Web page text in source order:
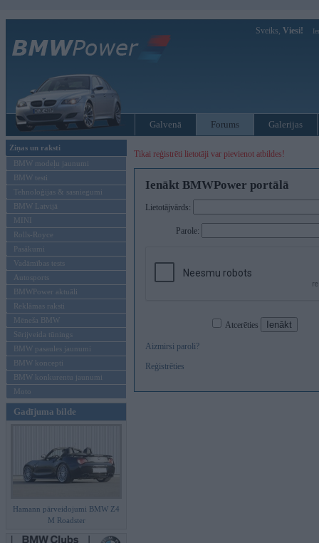
Sveiks, Viesi!
Galvenā Forums Galerijas
Ziņas un raksti
BMW modeļu jaunumi
BMW testi
Tehnoloģijas & sasniegumi
BMW Latvijā
MINI
Rolls-Royce
Pasākumi
Vadāmības tests
Autosports
BMWPower aktuāli
Reklāmas raksti
Mēneša BMW
Sērijveida tūnings
BMW pasaules jaunumi
BMW koncepti
BMW konkurentu jaunumi
Moto
Gadījuma bilde
Hamann pārveidojumi BMW Z4
M Roadster
Tikai reģistrēti lietotāji var pievienot atbildes!
Ienākt BMWPower portālā
Lietotājvārds:
Parole:
Atcerēties
Aizmirsi paroli?
Reģistrēties